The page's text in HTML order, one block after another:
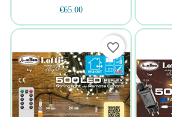
€65.00
favorite_border